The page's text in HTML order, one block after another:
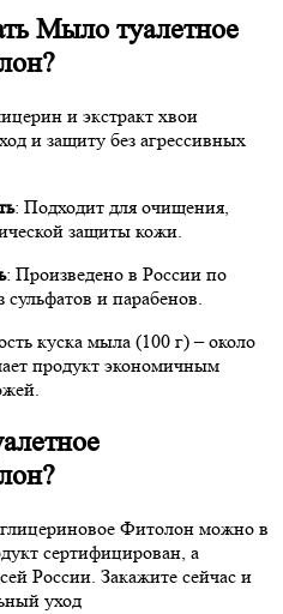
Мыло туалетное
и экстракт хвои
и защиту без агрессивных
: Подходит для очищения,
защиты кожи.
: Произведено в России по
сульфатов и парабенов.
куска мыла (100 г) – около
продукт экономичным
Фитолон можно в
сертифицирован, а
России. Закажите сейчас и
уход